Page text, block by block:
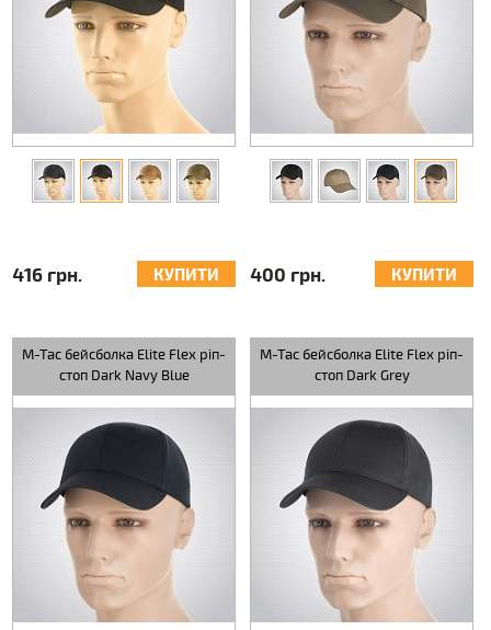
416 грн. КУПИТИ 400 грн. КУПИТИ
M-Tac бейсболка Elite Flex ріп-
стоп Dark Navy Blue
M-Tac бейсболка Elite Flex ріп-
стоп Dark Grey